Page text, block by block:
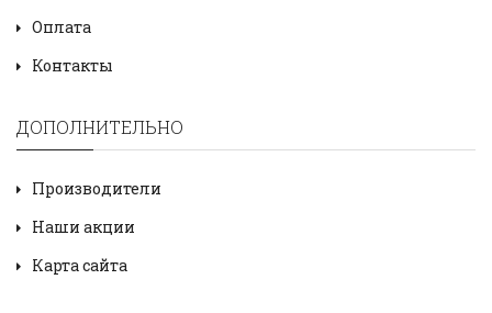
Оплата
Контакты
ДОПОЛНИТЕЛЬНО
Производители
Наши акции
Карта сайта